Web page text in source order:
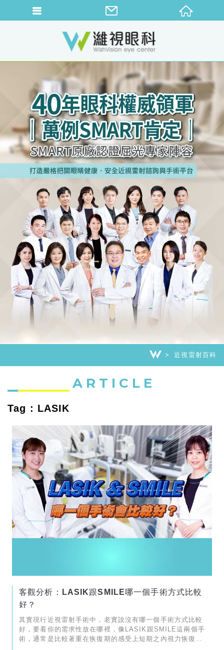
近視雷射百科
ARTICLE
Tag : LASIK
客觀分析：LASIK跟SMILE哪一個手術方式比較
好？
其實現行近視雷射手術中，老實說沒有哪一個手術方式比較
好，要看你的需求性放在哪裡，像LASIK跟SMILE這兩個手
術，通常是比較著重在恢復期的感受上短期之內視力恢復會